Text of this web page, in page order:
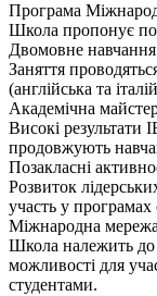
Програма
Школа пропонує
Двомовне навчання
Заняття
(англійська та
Академічна
Високі результати
продовжують
Позакласні
Розвиток
участь у програмах
Міжнародна
Школа належить до
можливості для
студентами.